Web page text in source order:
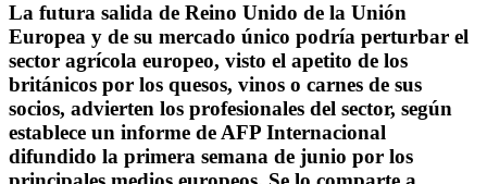
La futura salida de Reino Unido de la Unión
Europea y de su mercado único podría perturbar el
sector agrícola europeo, visto el apetito de los
británicos por los quesos, vinos o carnes de sus
socios, advierten los profesionales del sector, según
establece un informe de AFP Internacional
difundido la primera semana de junio por los